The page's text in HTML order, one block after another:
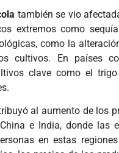
también se vio
extremos como
como la
cultivos. En países
clave como el
al aumento de los
e India, donde las
en estas